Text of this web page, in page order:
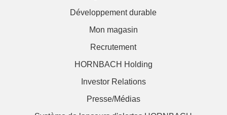
Développement durable
Mon magasin
Recrutement
HORNBACH Holding
Investor Relations
Presse/Médias